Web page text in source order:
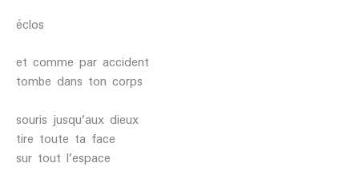
éclos
et comme par accident
tombe dans ton corps
souris jusqu’aux dieux
tire toute ta face
sur tout l’espace